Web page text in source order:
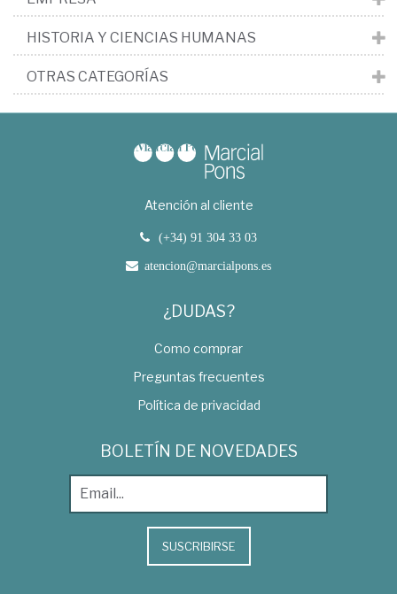
HISTORIA Y CIENCIAS HUMANAS
OTRAS CATEGORÍAS
Atención al cliente
(+34) 91 304 33 03
atencion@marcialpons.es
¿DUDAS?
Como comprar
Preguntas frecuentes
Política de privacidad
BOLETÍN DE NOVEDADES
SUSCRIBIRSE